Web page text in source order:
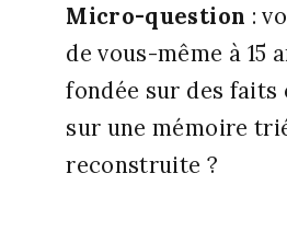
Micro-ques­tion :
de vous-même à 15
fon­dée sur des faits
sur une mémoire
recons­truite ?